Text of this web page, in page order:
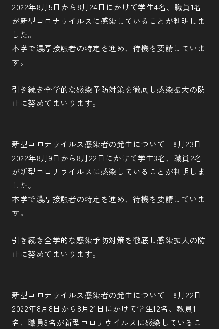
2022年8月5日から8月24日にかけて学生4名、職員1名
が新型コロナウイルスに感染していることが判明しま
した。
本学で濃厚接触者の特定を進め、待機を要請していま
す。
引き続き全学的な感染予防対策を徹底し感染拡大の防
止に努めてまいります。
新型コロナウイルス感染者の発生について 8月23日
2022年8月9日から8月22日にかけて学生3名、職員2名
が新型コロナウイルスに感染していることが判明しま
した。
本学で濃厚接触者の特定を進め、待機を要請していま
す。
引き続き全学的な感染予防対策を徹底し感染拡大の防
止に努めてまいります。
新型コロナウイルス感染者の発生について 8月22日
2022年8月8日から8月21日にかけて学生12名、教員1
名、職員3名が新型コロナウイルスに感染しているこ